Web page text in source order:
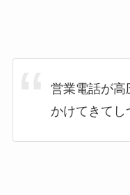
営業電話が高
かけてきてし